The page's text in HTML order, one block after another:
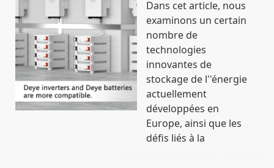
Dans cet article, nous
examinons un certain
nombre de
technologies
innovantes de
stockage de l''énergie
actuellement
développées en
Europe, ainsi que les
défis liés à la